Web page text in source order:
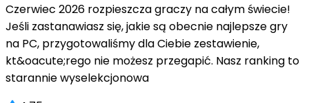
Czerwiec 2026 rozpieszcza graczy na całym świecie!
Jeśli zastanawiasz się, jakie są obecnie najlepsze gry
na PC, przygotowaliśmy dla Ciebie zestawienie,
kt&oacute;rego nie możesz przegapić. Nasz ranking to
starannie wyselekcjonowa